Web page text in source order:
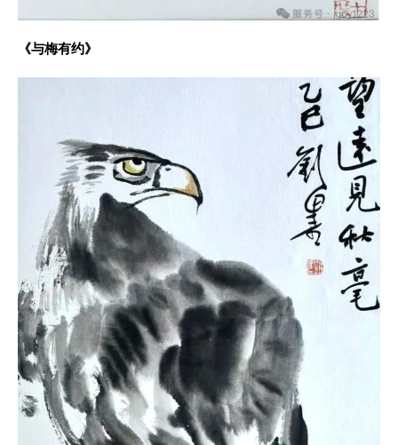
《与梅有约》